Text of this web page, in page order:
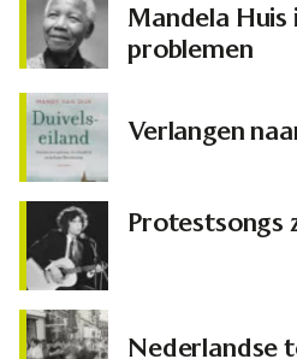
Mandela Huis
problemen
Verlangen
Protestsongs
Nederlandse